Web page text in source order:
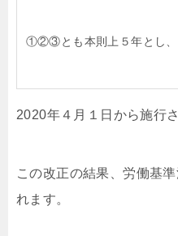
①②③とも本則上５年とし、
2020年４月１日から施行さ
この改正の結果、労働基
れます。